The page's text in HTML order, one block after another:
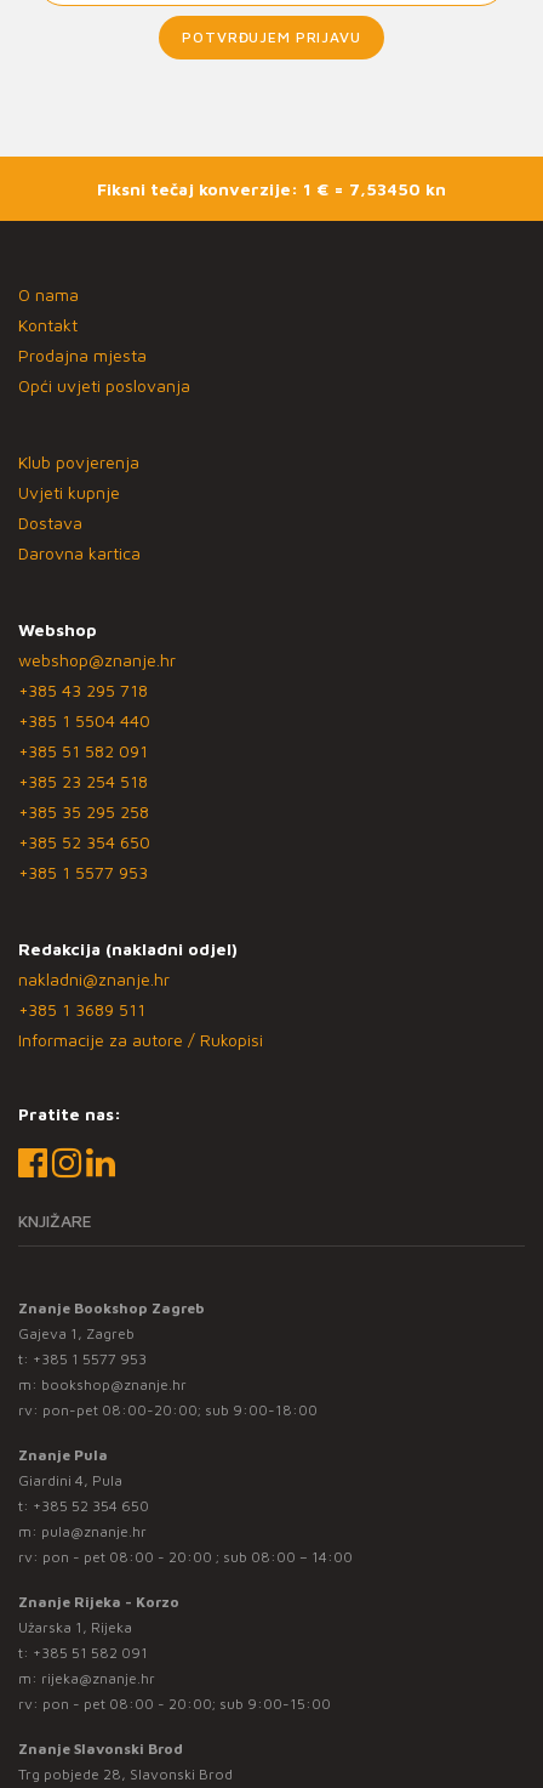
POTVRĐUJEM PRIJAVU
Fiksni tečaj konverzije: 1 € = 7,53450 kn
O nama
Kontakt
Prodajna mjesta
Opći uvjeti poslovanja
Klub povjerenja
Uvjeti kupnje
Dostava
Darovna kartica
Webshop
webshop@znanje.hr
+385 43 295 718
+385 1 5504 440
+385 51 582 091
+385 23 254 518
+385 35 295 258
+385 52 354 650
+385 1 5577 953
Redakcija (nakladni odjel)
nakladni@znanje.hr
+385 1 3689 511
Informacije za autore / Rukopisi
Pratite nas:
KNJIŽARE
Znanje Bookshop Zagreb
Gajeva 1, Zagreb
t: +385 1 5577 953
m: bookshop@znanje.hr
rv: pon-pet 08:00-20:00; sub 9:00-18:00
Znanje Pula
Giardini 4, Pula
t: +385 52 354 650
m: pula@znanje.hr
rv: pon - pet 08:00 - 20:00 ; sub 08:00 – 14:00
Znanje Rijeka - Korzo
Užarska 1, Rijeka
t: +385 51 582 091
m: rijeka@znanje.hr
rv: pon - pet 08:00 - 20:00; sub 9:00-15:00
Znanje Slavonski Brod
Trg pobjede 28, Slavonski Brod